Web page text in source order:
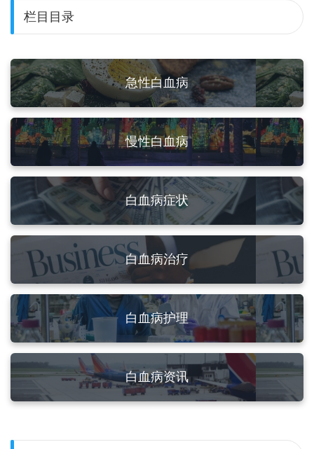
栏目目录
急性白血病
慢性白血病
白血病症状
白血病治疗
白血病护理
白血病资讯